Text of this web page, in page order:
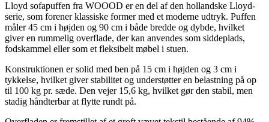
Lloyd sofapuffen fra WOOOD er en del af den hollandske Lloyd-
serie, som forener klassiske former med et moderne udtryk. Puffen
måler 45 cm i højden og 90 cm i både bredde og dybde, hvilket
giver en rummelig overflade, der kan anvendes som siddeplads,
fodskammel eller som et fleksibelt møbel i stuen.
Konstruktionen er solid med ben på 15 cm i højden og 3 cm i
tykkelse, hvilket giver stabilitet og understøtter en belastning på op
til 100 kg pr. sæde. Den vejer 15,6 kg, hvilket gør den stabil, men
stadig håndterbar at flytte rundt på.